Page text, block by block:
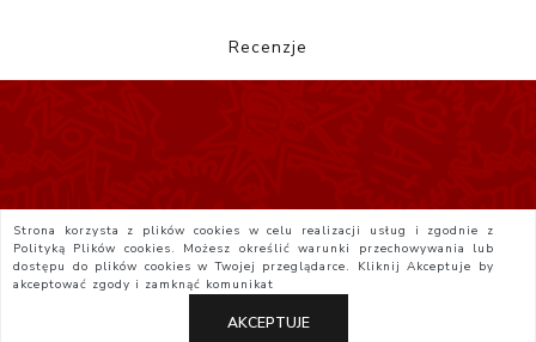
Recenzje
Strona korzysta z plików cookies w celu realizacji usług i zgodnie z
Polityką Plików cookies. Możesz określić warunki przechowywania lub
dostępu do plików cookies w Twojej przeglądarce. KliknijAkceptuje by
akceptować zgody i zamknąć komunikat
AKCEPTUJE